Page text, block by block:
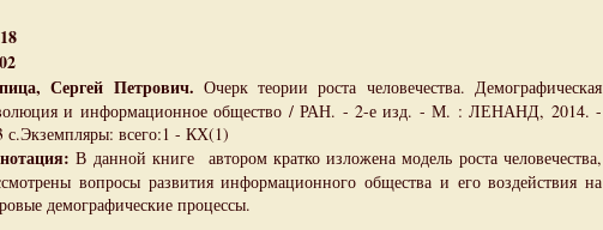
Сергей Петрович. Очерк теории роста человечества. Демографическая
и информационное общество / РАН. - 2-е изд. - М. : ЛЕНАНД, 2014. -
с.Экземпляры: всего:1 - КХ(1)
В данной книге автором кратко изложена модель роста человечества,
вопросы развития информационного общества и его воздействия на
демографические процессы.